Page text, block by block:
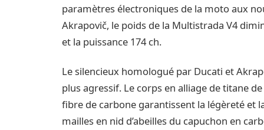
paramètres électroniques de la moto aux
Akrapovič, le poids de la Multistrada V4
et la puissance 174 ch.
Le silencieux homologué par Ducati et
plus agressif. Le corps en alliage de titane
fibre de carbone garantissent la légèreté et
mailles en nid d’abeilles du capuchon en